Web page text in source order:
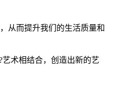
从而提升我们的生活质量和
术相结合，创造出新的艺